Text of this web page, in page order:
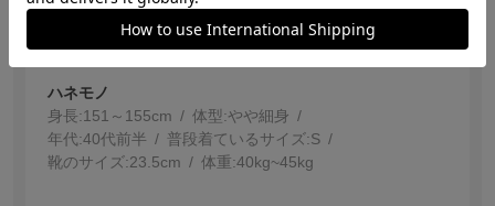
サイズ：Ｆ
色：ピンク
ハネモノ
身長:151～155cm 体型:細身
年代:40代前半 普段着ているサイズ:S
靴のサイズ:23.5cm 体重:40kg~45kg